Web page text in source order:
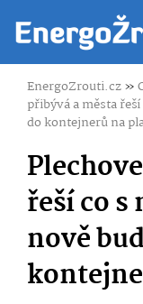
EnergoZrouti.cz»
přibývá a města
do kontejnerů na
řeší co s
nově